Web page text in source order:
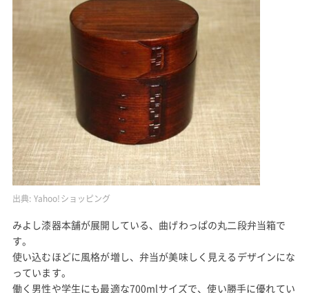
出典: Yahoo!ショッピング
みよし漆器本舗が展開している、曲げわっぱの丸二段弁当箱で
す。
使い込むほどに風格が増し、弁当が美味しく見えるデザインにな
っています。
働く男性や学生にも最適な700mlサイズで、使い勝手に優れてい